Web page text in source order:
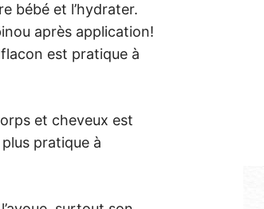
bébé et l’hydrater.
après application!
est pratique à
et cheveux est
pratique à